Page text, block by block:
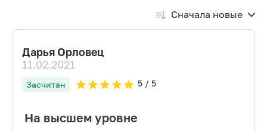
Сначала новые
Дарья Орловец
11.02.2021
Засчитан 5/ 5
На высшем уровне